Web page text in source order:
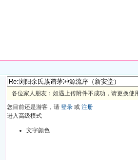
各位家人朋友：如遇上传附件不成功，请更换使
您目前还是游客，请 登录 或 注册
进入高级模式
文字颜色